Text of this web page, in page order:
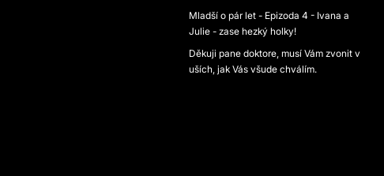
Mladší o pár let - Epizoda 4 - Ivana a
Julie - zase hezký holky!
Děkuji pane doktore, musí Vám zvonit v
uších, jak Vás všude chválím.